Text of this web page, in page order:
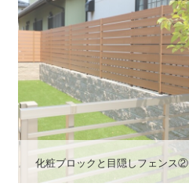
化粧ブロックと目隠しフェンス②